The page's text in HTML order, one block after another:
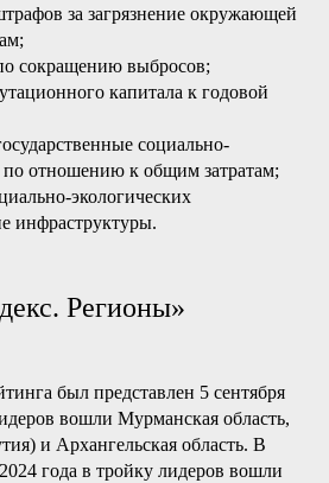
за загрязнение окружающей
сокращению выбросов;
капитала к годовой
социально-
отношению к общим затратам;
экологических
инфраструктуры.
Регионы»
был представлен 5 сентября
вошли Мурманская область,
и Архангельская область. В
года в тройку лидеров вошли